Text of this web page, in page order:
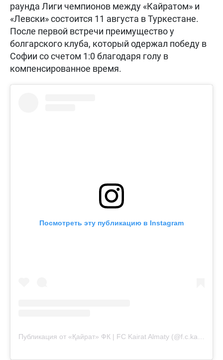
раунда Лиги чемпионов между «Кайратом» и
«Левски» состоится 11 августа в Туркестане.
После первой встречи преимущество у
болгарского клуба, который одержал победу в
Софии со счетом 1:0 благодаря голу в
компенсированное время.
Посмотреть эту публикацию в Instagram
Публикация от «Қайрат» ФК | FC Kairat Almaty (@f.c.kairat)